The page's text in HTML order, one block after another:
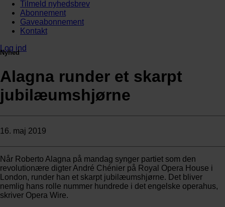
Tilmeld nyhedsbrev
Abonnement
Gaveabonnement
Kontakt
Log ind
Nyhed
Alagna runder et skarpt
jubilæumshjørne
16. maj 2019
Når Roberto Alagna på mandag synger partiet som den
revolutionære digter André Chénier på Royal Opera House i
London, runder han et skarpt jubilæumshjørne. Det bliver
nemlig hans rolle nummer hundrede i det engelske operahus,
skriver Opera Wire.